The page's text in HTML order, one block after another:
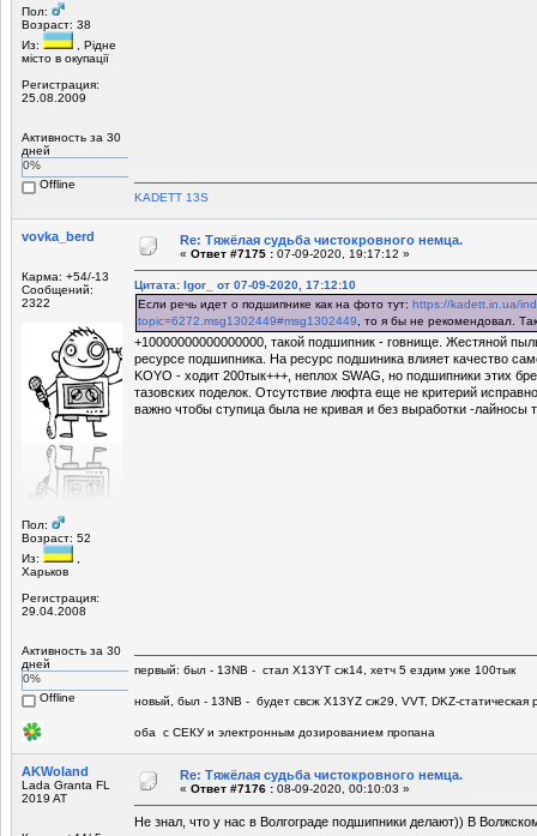
Пол:
Возраст: 38
Из:
, Рiдне
мicто в окупацiї
Регистрация:
25.08.2009
Активность за 30
дней
0%
Offline
KADETT 13S
vovka_berd
Карма: +54/-13
Сообщений:
2322
Пол:
Возраст: 52
Из:
Харьков
Регистрация:
29.04.2008
Активность за 30
дней
0%
Offline
Re: Тяжёлая судьба чистокровного немца.
« Ответ #7175 : 07-09-2020, 19:17:12 »
Цитата: Igor_ от 07-09-2020, 17:12:10
Если речь идет о подшипнике как на фото тут: https://kadett.in.ua/
topic=6272.msg1302449#msg1302449 , то я бы не рекомендовал.
+10000000000000000, такой подшипник - говнище. Жестяной
ресурсе подшипника. На ресурс подшиника влияет качество
KOYO - ходит 200тык+++, неплох SWAG, но подшипники этих
тазовских поделок. Отсутствие люфта еще не критерий
важно чтобы ступица была не кривая и без выработки -лайносы
первый: был - 13NB - стал Х13YT сж14, хетч 5 ездим уже 100тык
новый, был - 13NB - будет свсж Х13YZ сж29, VVT, DKZ-статическая
оба с СЕКУ и электронным дозированием пропана
AKWoland
Lada Granta FL
2019 AT
Re: Тяжёлая судьба чистокровного немца.
« Ответ #7176 : 08-09-2020, 00:10:03 »
Не знал, что у нас в Волгограде подшипники делают)) В